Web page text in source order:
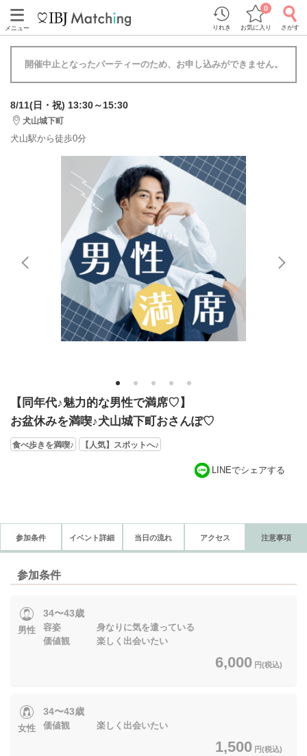
メニュー りれき お気に入り
0
さがす
開催中止となったパーティーのため、お申し込みができません。
8/11(日・祝) 13:30～15:30
犬山城下町
犬山駅から徒歩0分
1 2 3 4 5
【同年代♪魅力的な男性で満席♡】
お盆休みを満喫♪犬山城下町おさんぽ♡
食べ歩きを満喫♪ 【人気】スポットへ♪
LINEでシェアする
参加条件 イベント詳細 当日の流れ アクセス 注意事項
参加条件
男性
34〜43歳
容姿 身なりに気を遣っている
価値観 楽しく出会いたい
6,000 円(税込)
女性
34〜43歳
価値観 楽しく出会いたい
1,500 円(税込)